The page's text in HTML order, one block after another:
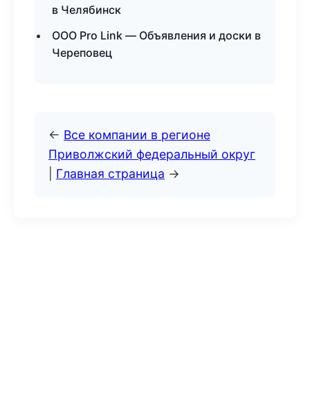
в Челябинск
ООО Pro Link — Объявления и доски в
Череповец
← Все компании в регионе
Приволжский федеральный округ
Главная страница →